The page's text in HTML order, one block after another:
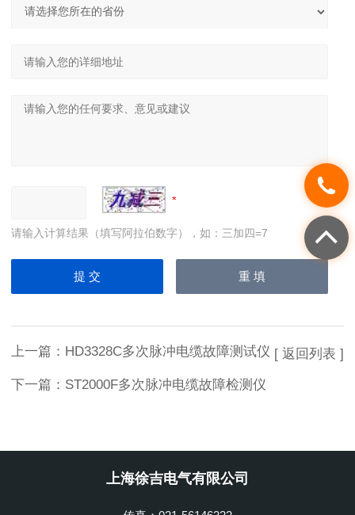
请输入计算结果（填写阿拉伯数字），如：三加四=7
上一篇： HD3328C多次脉冲电缆故障测试仪
下一篇： ST2000F多次脉冲电缆故障检测仪
[ 返回列表 ]
上海徐吉电气有限公司